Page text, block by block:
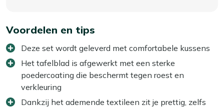
Voordelen en tips
Deze set wordt geleverd met comfortabele kussens
Het tafelblad is afgewerkt met een sterke
poedercoating die beschermt tegen roest en
verkleuring
Dankzij het ademende textileen zit je prettig, zelfs